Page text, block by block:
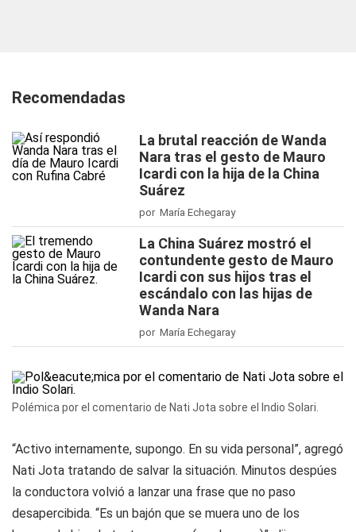
Recomendadas
La brutal reacción de Wanda
Nara tras el gesto de Mauro
Icardi con la hija de la China
Suárez
por María Echegaray
La China Suárez mostró el
contundente gesto de Mauro
Icardi con sus hijos tras el
escándalo con las hijas de
Wanda Nara
por María Echegaray
Polémica por el comentario de Nati Jota sobre el Indio Solari.
“Activo internamente, supongo. En su vida personal”, agregó
Nati Jota tratando de salvar la situación. Minutos despúes
la conductora volvió a lanzar una frase que no paso
desapercibida. “Es un bajón que se muera uno de los